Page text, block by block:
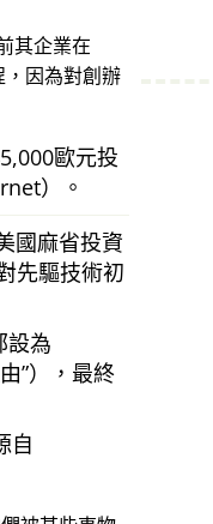
其企業在
因為對創辦
歐元投
）。
國麻省投資
先驅技術初
設為
），最終
自